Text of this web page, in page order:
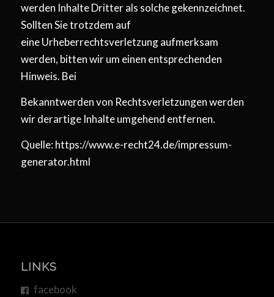
werden Inhalte Dritter als solche gekennzeichnet.
Sollten Sie trotzdem auf
eine Urheberrechtsverletzung aufmerksam
werden, bitten wir um einen entsprechenden
Hinweis. Bei
Bekanntwerden von Rechtsverletzungen werden
wir derartige Inhalte umgehend entfernen.
Quelle: https://www.e-recht24.de/impressum-
generator.html
LINKS
facebook